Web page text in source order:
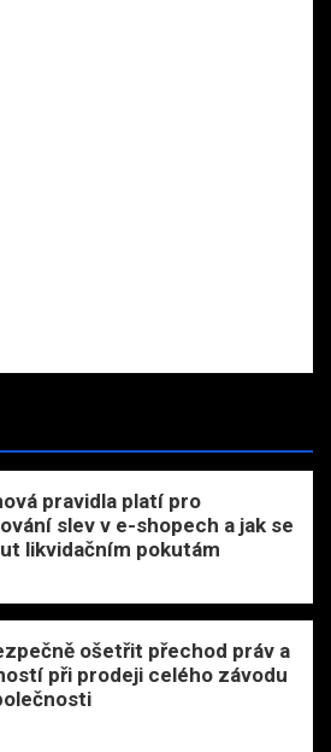
pravidla platí pro
slev v e-shopech a jak se
likvidačním pokutám
ošetřit přechod práv a
při prodeji celého závodu